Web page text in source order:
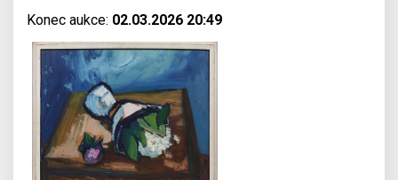
Konec aukce: 02.03.2026 20:49